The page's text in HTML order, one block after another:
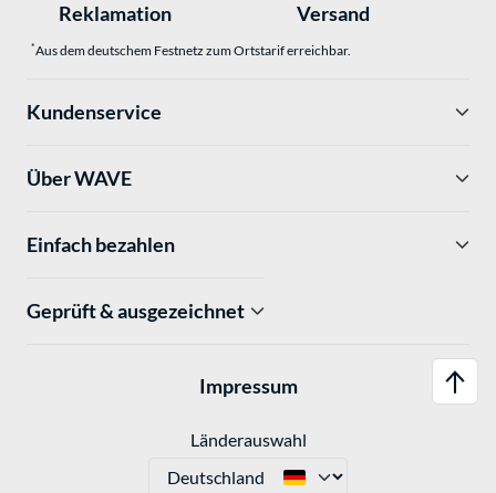
Reklamation
Versand
*Aus dem deutschem Festnetz zum Ortstarif erreichbar.
Kundenservice
Über WAVE
Einfach bezahlen
Geprüft & ausgezeichnet
Impressum
Länderauswahl